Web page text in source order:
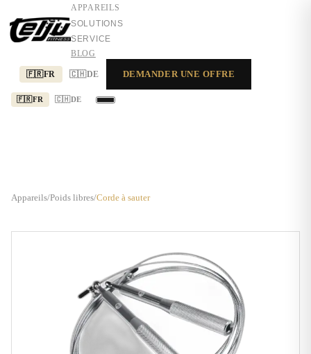
APPAREILS
SOLUTIONS
SERVICE
BLOG
🇫🇷FR 🇨🇭 DE DEMANDER UNE OFFRE
🇫🇷FR 🇨🇭 DE
Appareils/Poids libres/Corde à sauter